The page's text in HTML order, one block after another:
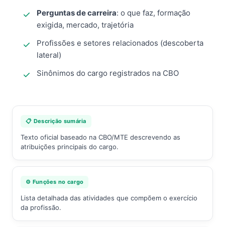
Perguntas de carreira: o que faz, formação
exigida, mercado, trajetória
Profissões e setores relacionados (descoberta
lateral)
Sinônimos do cargo registrados na CBO
📋 Descrição sumária
Texto oficial baseado na CBO/MTE descrevendo as
atribuições principais do cargo.
⚙️ Funções no cargo
Lista detalhada das atividades que compõem o exercício
da profissão.